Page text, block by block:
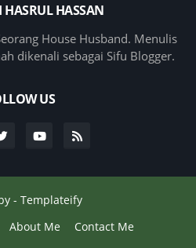
HASSAN
House Husband. Menulis
dikenali sebagai Sifu Blogger.
US
- Templateify
About Me Contact Me